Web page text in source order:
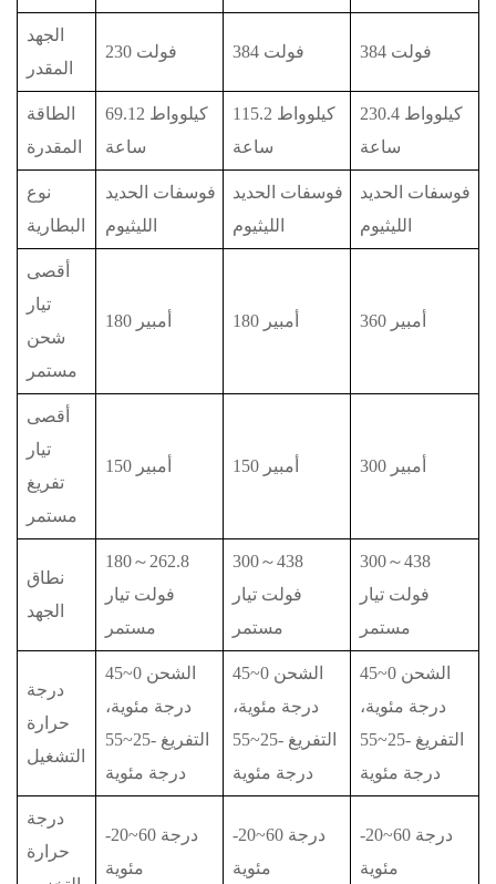
الجهد
المقدر
230 فولت 384 فولت 384 فولت
الطاقة
المقدرة
69.12 كيلوواط
ساعة
115.2 كيلوواط
ساعة
230.4 كيلوواط
ساعة
نوع
البطارية
فوسفات الحديد
الليثيوم
فوسفات الحديد
الليثيوم
فوسفات الحديد
الليثيوم
أقصى
تيار
شحن
مستمر
180 أمبير 180 أمبير 360 أمبير
أقصى
تيار
تفريغ
مستمر
150 أمبير 150 أمبير 300 أمبير
نطاق
الجهد
180～262.8
فولت تيار
مستمر
300～438
فولت تيار
مستمر
300～438
فولت تيار
مستمر
درجة
حرارة
التشغيل
الشحن 0~45
درجة مئوية،
التفريغ -25~55
درجة مئوية
الشحن 0~45
درجة مئوية،
التفريغ -25~55
درجة مئوية
الشحن 0~45
درجة مئوية،
التفريغ -25~55
درجة مئوية
درجة
حرارة
-20~60 درجة
مئوية
-20~60 درجة
مئوية
-20~60 درجة
مئوية